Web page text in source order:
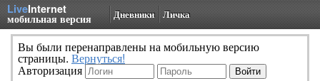
LiveInternet
мобильная версия Дневники Личка
Вы были перенаправлены на мобильную версию
страницы. Вернуться!
Авторизация